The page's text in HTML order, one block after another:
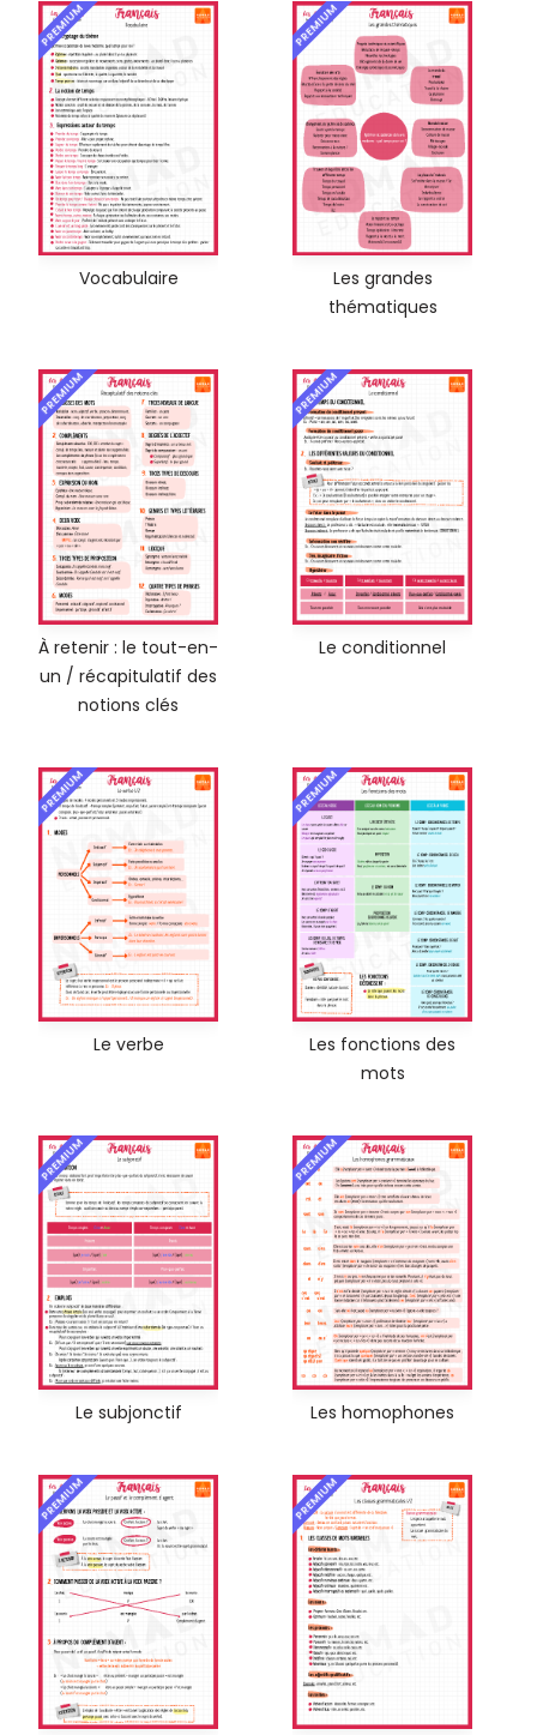
PREMIUM
Vocabulaire
PREMIUM
Les grandes
thématiques
PREMIUM
À retenir : le tout-en-
un / récapitulatif des
notions clés
PREMIUM
Le conditionnel
PREMIUM
Le verbe
PREMIUM
Les fonctions des
mots
PREMIUM
Le subjonctif
PREMIUM
Les homophones
PREMIUM PREMIUM